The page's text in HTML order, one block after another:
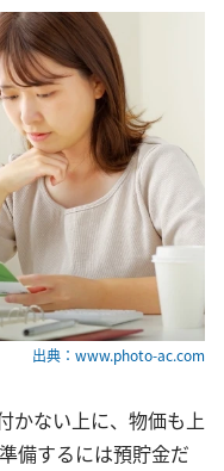
出典：www.photo-ac.com
かない上に、物価も上
備するには預貯金だ